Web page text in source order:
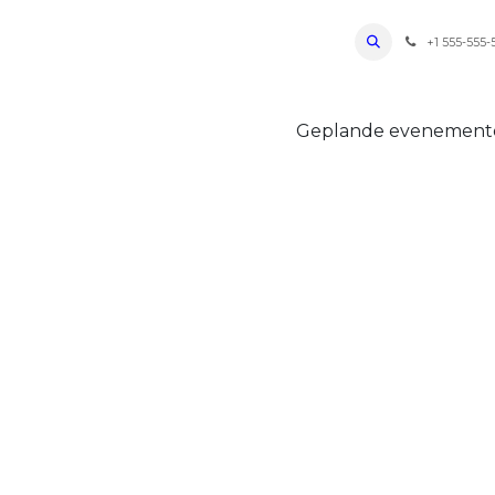
Bevoorradingen FAQ+1 555-555-
Geplande